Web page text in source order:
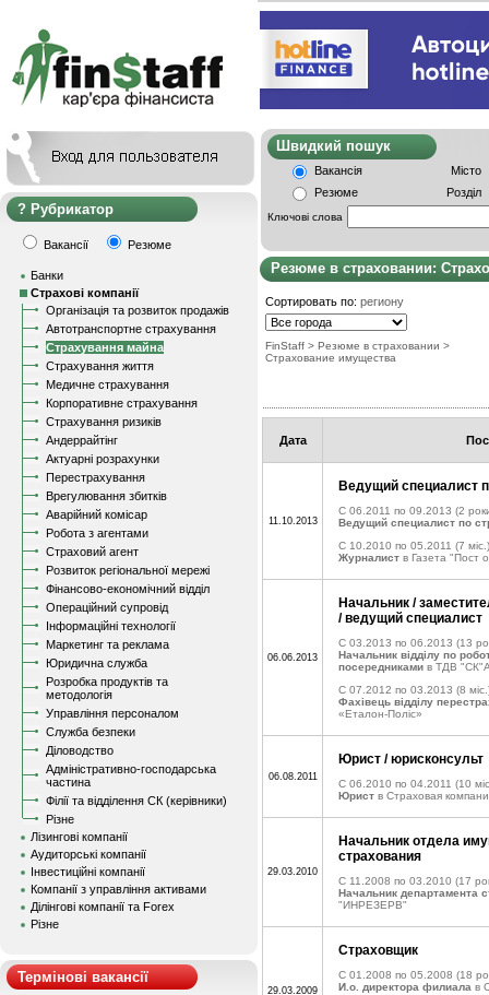
Рубрикатор
Вакансії Резюме
Банки
Страхові компанії
Організація та розвиток продажів
Автотранспортне страхування
Страхування майна
Страхування життя
Медичне страхування
Корпоративне страхування
Страхування ризиків
Андеррайтінг
Актуарні розрахунки
Перестрахування
Врегулювання збитків
Аварійний комісар
Робота з агентами
Страховий агент
Розвиток регіональної мережі
Фінансово-економічний відділ
Операційний супровід
Інформаційні технології
Маркетинг та реклама
Юридична служба
Розробка продуктів та
методологія
Управління персоналом
Служба безпеки
Діловодство
Адміністративно-господарська
частина
Філії та відділення СК (керівники)
Різне
Лізингові компанії
Аудиторські компанії
Інвестиційні компанії
Компанії з управління активами
Ділінгові компанії та Forex
Різне
Термінові вакансії
Швидкий
Вакансія
Місто
Резюме
Розділ
Ключові слова
Резюме в страховании:
Сортировать по: региону
FinStaff > Резюме в страховании >
Страхование имущества
Дата
11.10.2013
Ведущий специалист
C 06.2011 по 09.2013 (2
Ведущий специалист по
C 10.2010 по 05.2011 (7 міс.)
Журналист в Газета "Пост
06.06.2013
Начальник /
/ ведущий специалист
C 03.2013 по 06.2013 (13
Начальник відділу по
посередниками в ТДВ
C 07.2012 по 03.2013 (8
Фахівець відділу
«Еталон-Поліс»
06.08.2011
Юрист / юрисконсульт
C 06.2010 по 04.2011 (10
Юрист в Страховая
29.03.2010
Начальник отдела
страхования
C 11.2008 по 03.2010 (17
Начальник департамента
"ИНРЕЗЕРВ"
29.03.2009
Страховщик
C 01.2008 по 05.2008 (18
И.о. директора филиала в